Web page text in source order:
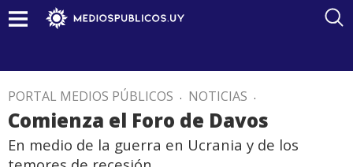
PORTAL MEDIOS PÚBLICOS . NOTICIAS .
Comienza el Foro de Davos
En medio de la guerra en Ucrania y de los